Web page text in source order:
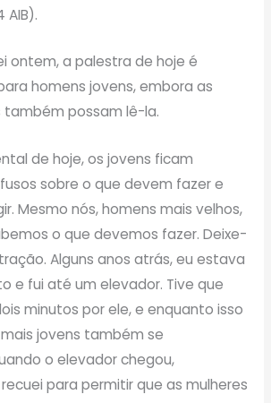
AIB).
ontem, a palestra de hoje é
homens jovens, embora as
também possam lê-la.
de hoje, os jovens ficam
sobre o que devem fazer e
Mesmo nós, homens mais velhos,
o que devemos fazer. Deixe-
Alguns anos atrás, eu estava
e fui até um elevador. Tive que
minutos por ele, e enquanto isso
jovens também se
o elevador chegou,
para permitir que as mulheres